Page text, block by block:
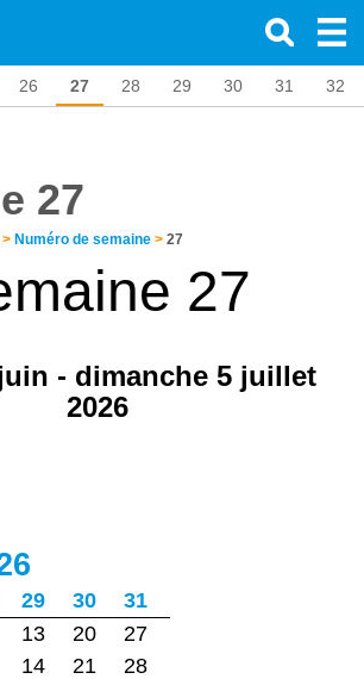
26 27 28 29 30 31 32
27
> Numéro de semaine > 27
27
- dimanche 5 juillet
2026
29 30
31
13 20
27
14 21
28